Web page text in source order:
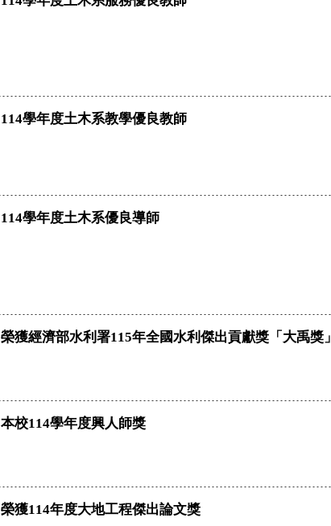
114學年度土木系教學優良教師
114學年度土木系優良導師
榮獲經濟部水利署115年全國水利傑出貢獻獎「大禹獎」
本校114學年度興人師獎
榮獲114年度大地工程傑出論文獎